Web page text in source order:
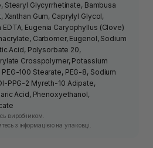
Stearyl Glycyrrhetinate, Bambusa
Xanthan Gum, Caprylyl Glycol,
Eugenia Caryophyllus (Clove)
Carbomer, Eugenol, Sodium
Acid, Polysorbate 20,
Crosspolymer, Potassium
100 Stearate, PEG-8, Sodium
PPG-2 Myreth-10 Adipate,
Acid, Phenoxyethanol,
виробником.
з інформацією на упаковці.